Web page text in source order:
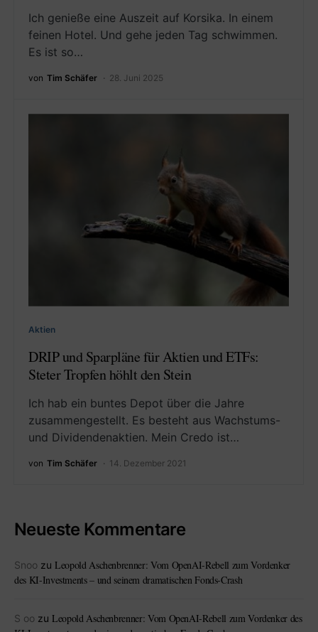
Ich genieße eine Auszeit auf Korsika. In einem
feinen Hotel. Und gehe jeden Tag schwimmen.
Es ist so…
von Tim Schäfer 28. Juni 2025
Aktien
DRIP und Sparpläne für Aktien und ETFs:
Steter Tropfen höhlt den Stein
Ich hab ein buntes Depot über die Jahre
zusammengestellt. Es besteht aus Wachstums-
und Dividendenaktien. Mein Credo ist…
von Tim Schäfer 14. Dezember 2021
Neueste Kommentare
Snoo zu Leopold Aschenbrenner: Vom OpenAI-Rebell zum Vordenker
des KI-Investments – und seinem dramatischen Fonds-Crash
S oo zu Leopold Aschenbrenner: Vom OpenAI-Rebell zum Vordenker des